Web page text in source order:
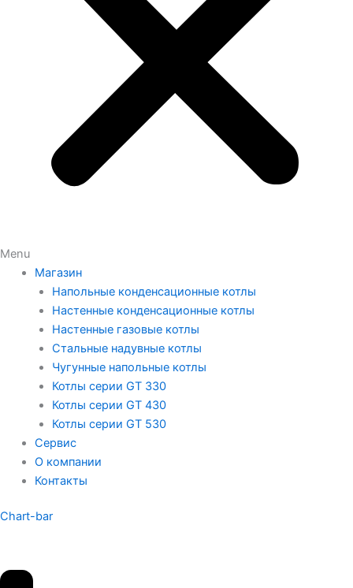
Menu
Магазин
Напольные конденсационные котлы
Настенные конденсационные котлы
Настенные газовые котлы
Стальные надувные котлы
Чугунные напольные котлы
Котлы серии GT 330
Котлы серии GT 430
Котлы серии GT 530
Сервис
О компании
Контакты
Chart-bar